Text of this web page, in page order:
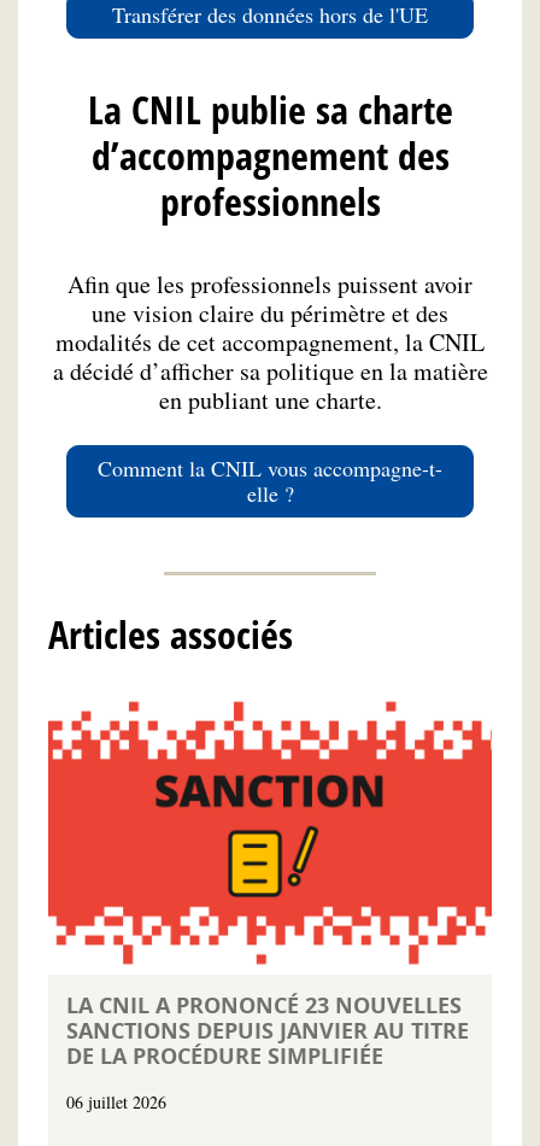
Transférer des données hors de l'UE
La CNIL publie sa charte
d’accompagnement des
professionnels
Afin que les professionnels puissent avoir
une vision claire du périmètre et des
modalités de cet accompagnement, la CNIL
a décidé d’afficher sa politique en la matière
en publiant une charte.
Comment la CNIL vous accompagne-t-
elle ?
Articles associés
LA CNIL A PRONONCÉ 23 NOUVELLES
SANCTIONS DEPUIS JANVIER AU TITRE
DE LA PROCÉDURE SIMPLIFIÉE
06 juillet 2026